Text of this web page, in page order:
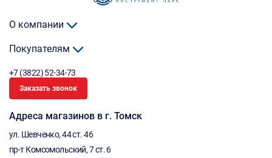
О компании
Покупателям
+7 (3822) 52-34-73
Заказать звонок
Адреса магазинов в г. Томск
ул. Шевченко, 44 ст. 46
пр-т Комсомольский, 7 ст. 6